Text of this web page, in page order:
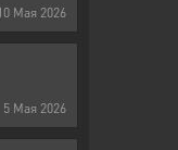
Мая 2026
5 Мая 2026